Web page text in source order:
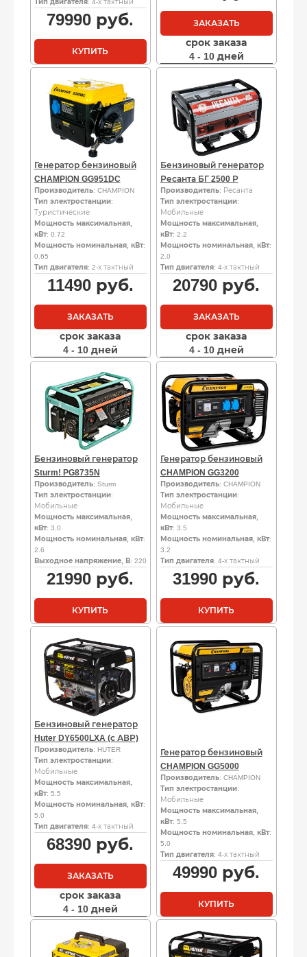
Тип двигателя : 4-х тактный
79990 руб.
КУПИТЬ
ЗАКАЗАТЬ
срок заказа
4 - 10 дней
Генератор бензиновый
CHAMPION GG951DC
Производитель: CHAMPION
Тип электростанции:
Туристические
Мощность максимальная,
кВт: 0.72
Мощность номинальная, кВт:
0.65
Тип двигателя: 2-х тактный
11490руб.
ЗАКАЗАТЬ
срок заказа
4 - 10 дней
Бензиновый генератор
Ресанта БГ 2500 Р
Производитель: Ресанта
Тип электростанции:
Мобильные
Мощность максимальная,
кВт: 2.2
Мощность номинальная, кВт:
2.0
Тип двигателя: 4-х тактный
20790 руб.
ЗАКАЗАТЬ
срок заказа
4 - 10 дней
Бензиновый генератор
Sturm! PG8735N
Производитель: Sturm
Тип электростанции:
Мобильные
Мощность максимальная,
кВт: 3.0
Мощность номинальная, кВт:
2.6
Выходное напряжение, В: 220
21990 руб.
КУПИТЬ
Генератор бензиновый
CHAMPION GG3200
Производитель: CHAMPION
Тип электростанции:
Мобильные
Мощность максимальная,
кВт: 3.5
Мощность номинальная, кВт:
3.2
Тип двигателя: 4-х тактный
31990 руб.
КУПИТЬ
Бензиновый генератор
Huter DY6500LXA (с АВР)
Производитель: HUTER
Тип электростанции:
Мобильные
Мощность максимальная,
кВт: 5.5
Мощность номинальная, кВт:
5.0
Тип двигателя: 4-х тактный
68390 руб.
ЗАКАЗАТЬ
срок заказа
4 - 10 дней
Генератор бензиновый
CHAMPION GG5000
Производитель: CHAMPION
Тип электростанции:
Мобильные
Мощность максимальная,
кВт: 5.5
Мощность номинальная, кВт:
5.0
Тип двигателя: 4-х тактный
49990 руб.
КУПИТЬ